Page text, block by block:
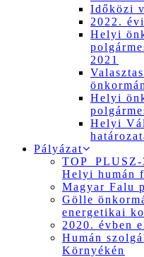
Időközi
2022.
Helyi
2021
Helyi
Helyi
Pályázat
Helyi humán
Magyar Falu
Gölle
energetikai
2020. évben
Humán
Környékén